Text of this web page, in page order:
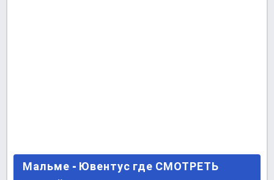
Мальме - Ювентус где СМОТРЕТЬ ОНЛАЙН
БЕСПЛАТНО 14 СЕНТЯБРЯ 2021 (ПРЯМАЯ
Мальме - Ювентус где СМОТРЕТЬ